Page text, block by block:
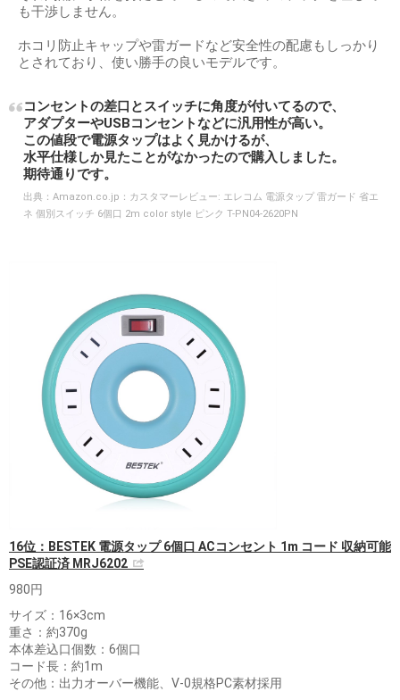
も干渉しません。
ホコリ防止キャップや雷ガードなど安全性の配慮もしっかり
とされており、使い勝手の良いモデルです。
コンセントの差口とスイッチに角度が付いてるので、
アダプターやUSBコンセントなどに汎用性が高い。
この値段で電源タップはよく見かけるが、
水平仕様しか見たことがなかったので購入しました。
期待通りです。
出典： Amazon.co.jp：カスタマーレビュー: エレコム 電源タップ 雷ガード 省エ
ネ 個別スイッチ 6個口 2m color style ピンク T-PN04-2620PN
16位：BESTEK 電源タップ 6個口 ACコンセント 1m コード 収納可能
PSE認証済 MRJ6202
980円
サイズ：16×3cm
重さ：約370g
本体差込口個数：6個口
コード長：約1m
その他：出力オーバー機能、V-0規格PC素材採用